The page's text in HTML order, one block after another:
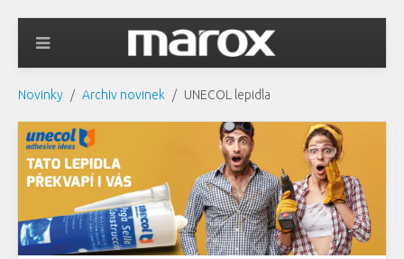
Novinky Archiv novinek UNECOL lepidla